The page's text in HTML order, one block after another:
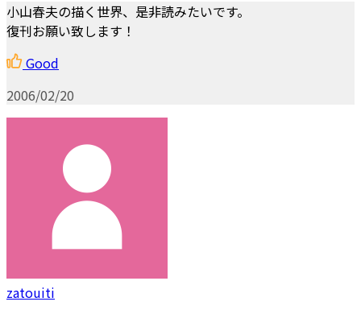
小山春夫の描く世界、是非読みたいです。
復刊お願い致します！
Good
2006/02/20
zatouiti